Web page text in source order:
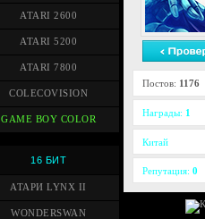
ATARI 2600
ATARI 5200
ATARI 7800
COLECOVISION
GAME BOY COLOR
16 БИТ
АТАРИ LYNX II
WONDERSWAN
Постов: 1176
Награды: 1
Китай
Репутация: 0